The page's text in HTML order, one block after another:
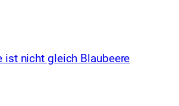
ist nicht gleich Blaubeere